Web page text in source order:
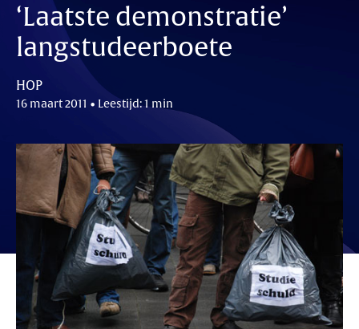
‘Laatste demonstratie’
langstudeerboete
HOP
16 maart 2011 • Leestijd: 1 min